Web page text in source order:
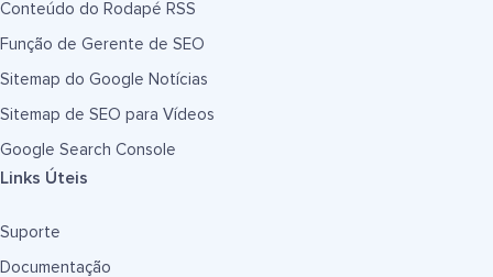
Conteúdo do Rodapé RSS
Função de Gerente de SEO
Sitemap do Google Notícias
Sitemap de SEO para Vídeos
Google Search Console
Links Úteis
Suporte
Documentação